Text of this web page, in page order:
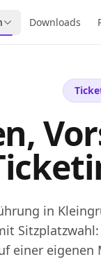
Downloads
in
einer eigenen